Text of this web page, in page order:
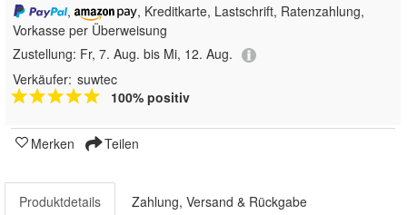
,
, Kreditkarte, Lastschrift, Ratenzahlung,
Vorkasse per Überweisung
Zustellung: Fr, 7. Aug. bis Mi, 12. Aug.
Verkäufer: suwtec
100% positiv
Merken Teilen
Produktdetails Zahlung, Versand & Rückgabe